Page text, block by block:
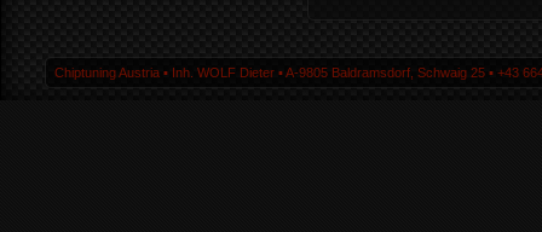
Chiptuning Austria ▪ Inh. WOLF Dieter ▪ A-9805 Baldramsdorf, Schwaig 25 ▪ +43